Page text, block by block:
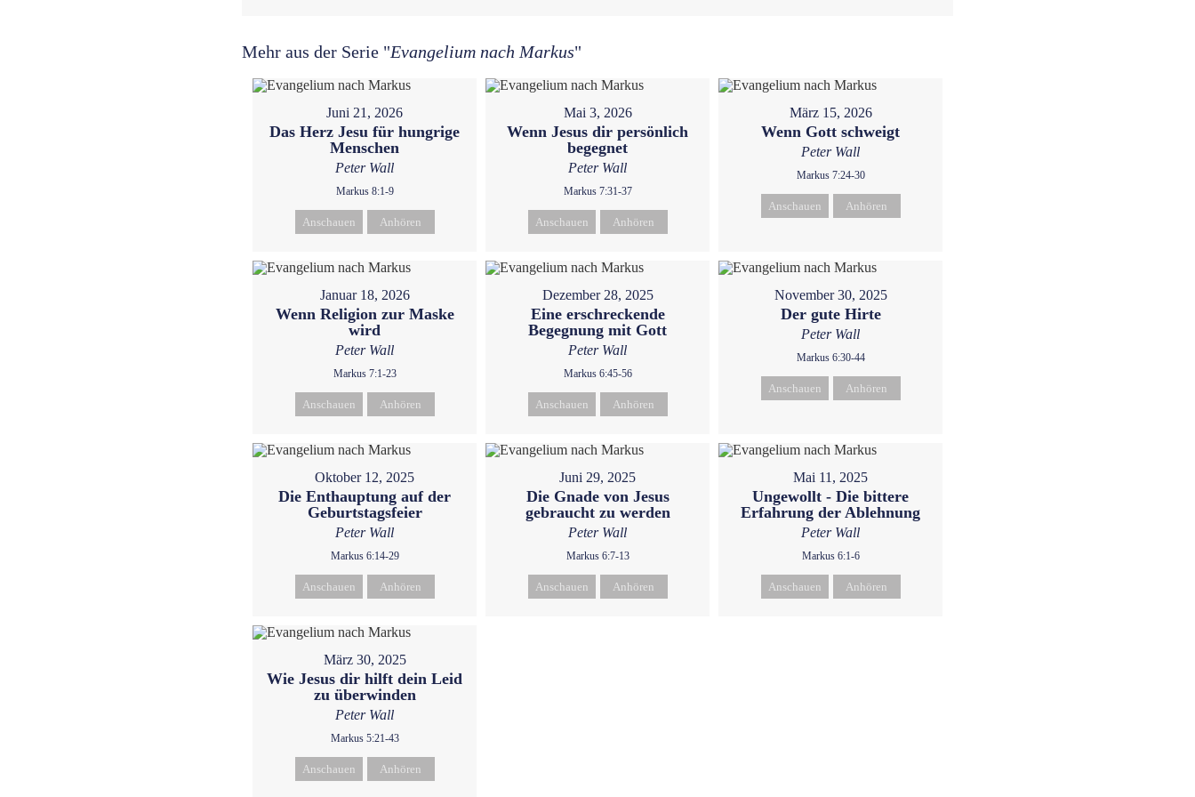
Mehr aus der Serie "Evangelium nach Markus"
Juni 21, 2026
Das Herz Jesu für hungrige
Menschen
Peter Wall
Markus 8:1-9
Anschauen Anhören
Mai 3, 2026
Wenn Jesus dir persönlich
begegnet
Peter Wall
Markus 7:31-37
Anschauen Anhören
März 15, 2026
Wenn Gott schweigt
Peter Wall
Markus 7:24-30
Anschauen Anhören
Januar 18, 2026
Wenn Religion zur Maske
wird
Peter Wall
Markus 7:1-23
Anschauen Anhören
Dezember 28, 2025
Eine erschreckende
Begegnung mit Gott
Peter Wall
Markus 6:45-56
Anschauen Anhören
November 30, 2025
Der gute Hirte
Peter Wall
Markus 6:30-44
Anschauen Anhören
Oktober 12, 2025
Die Enthauptung auf der
Geburtstagsfeier
Peter Wall
Markus 6:14-29
Anschauen Anhören
Juni 29, 2025
Die Gnade von Jesus
gebraucht zu werden
Peter Wall
Markus 6:7-13
Anschauen Anhören
Mai 11, 2025
Ungewollt - Die bittere
Erfahrung der Ablehnung
Peter Wall
Markus 6:1-6
Anschauen Anhören
März 30, 2025
Wie Jesus dir hilft dein Leid
zu überwinden
Peter Wall
Markus 5:21-43
Anschauen Anhören